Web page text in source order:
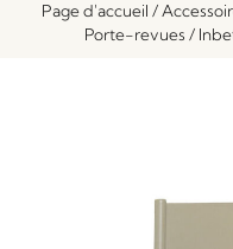
Page d'accueil /
Porte-revues /